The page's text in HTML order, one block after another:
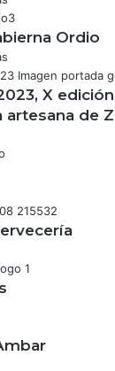
Ordio
X
artesana de